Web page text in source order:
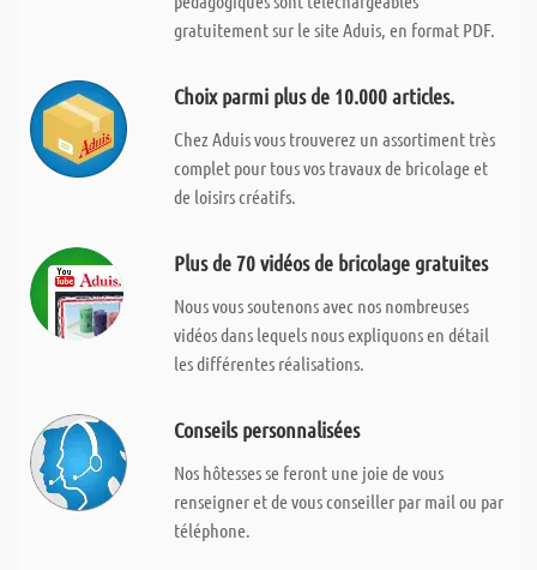
gratuitement sur le site Aduis, en format PDF.
Choix parmi plus de 10.000 articles.
Chez Aduis vous trouverez un assortiment très
complet pour tous vos travaux de bricolage et
de loisirs créatifs.
Plus de 70 vidéos de bricolage gratuites
Nous vous soutenons avec nos nombreuses
vidéos dans lequels nous expliquons en détail
les différentes réalisations.
Conseils personnalisées
Nos hôtesses se feront une joie de vous
renseigner et de vous conseiller par mail ou par
téléphone.